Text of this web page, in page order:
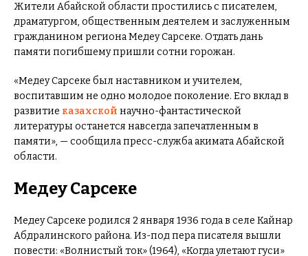
Жители Абайской области простились с писателем,
драматургом, общественным деятелем и заслуженным
гражданином региона Медеу Сарсеке. Отдать дань
памяти погибшему пришли сотни горожан.
«Медеу Сарсеке был наставником и учителем,
воспитавшим не одно молодое поколение. Его вклад в
развитие казахской научно-фантастической
литературы останется навсегда запечатленным в
памяти», — сообщила пресс-служба акимата Абайской
области.
Медеу Сарсеке
Медеу Сарсеке родился 2 января 1936 года в селе Кайнар
Абдралинского района. Из-под пера писателя вышли
повести: «Волнистый ток» (1964), «Когда улетают гуси»